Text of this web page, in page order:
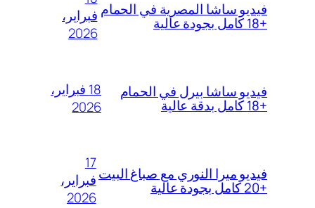
فيديو ساشا المصرية في الحمام
+18 كامل بجودة عالية
فبراير،
2026
فيديو ساشا بيرل في الحمام
+18 كامل بدقة عالية
18 فبراير،
2026
فيديو ميرا النوري مع صباغ البيت
+20 كامل بجودة عالية
17
فبراير،
2026